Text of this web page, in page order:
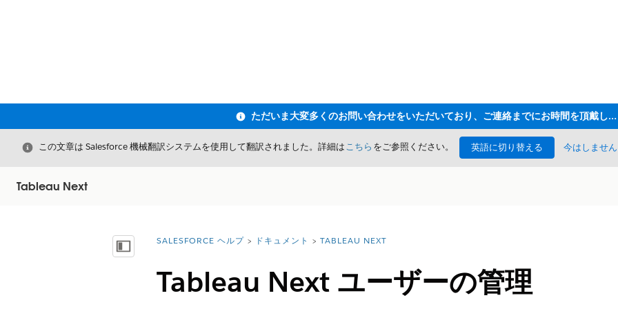
ただいま大変多くのお問い合わせをいただいており、ご連絡までにお時間を頂戴しております
閉じる
この文章は Salesforce 機械翻訳システムを使用して翻訳されました。詳細はこちら をご参照ください。 英語に切り替える 今はしません
Tableau Next
目次を表示詳細情報:
SALESFORCE ヘルプ ドキュメント TABLEAU NEXT
Tableau Next ユーザーの管理